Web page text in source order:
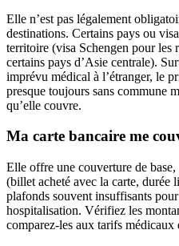
Elle n’est pas légalement
destinations. Certains pays ou
territoire (visa Schengen pour les
certains pays d’Asie centrale).
imprévu médical à l’étranger, le
presque toujours sans commune
qu’elle couvre.
Ma carte bancaire me
Elle offre une couverture de
(billet acheté avec la carte, durée
plafonds souvent insuffisants
hospitalisation. Vérifiez les
comparez-les aux tarifs médicaux